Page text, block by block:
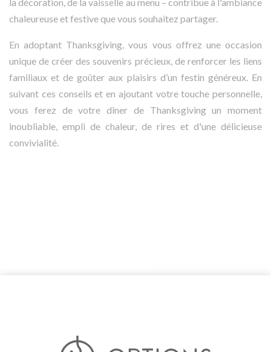
chaleureuse et festive que vous souhaitez partager.
En adoptant Thanksgiving, vous vous offrez une occasion
unique de créer des souvenirs précieux, de renforcer les liens
familiaux et de goûter aux plaisirs d’un festin généreux. En
suivant ces conseils et en ajoutant votre touche personnelle,
vous ferez de votre dîner de Thanksgiving un moment
inoubliable, empli de chaleur, de rires et d'une délicieuse
convivialité.